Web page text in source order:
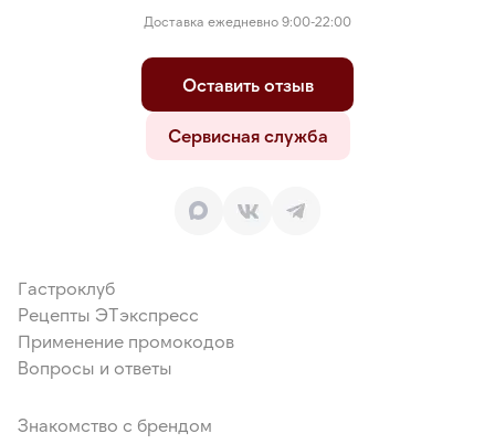
Доставка ежедневно 9:00-22:00
Оставить отзыв
Сервисная служба
Гастроклуб
Рецепты ЭТэкспресс
Применение промокодов
Вопросы и ответы
Знакомство с брендом